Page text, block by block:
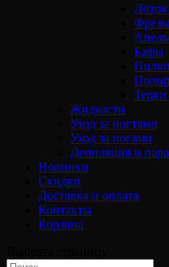
Лоток
Фрезы
Бафы
Пилки
Терки
Жидкости
Уход за ногтями
Уход за ногами
Депиляция и
Новинки
Скидки
Доставка и оплата
Контакты
Корзина